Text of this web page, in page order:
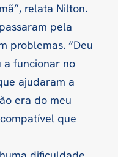
relata Nilton.
pela
problemas. “Deu
a funcionar no
ajudaram a
era do meu
que